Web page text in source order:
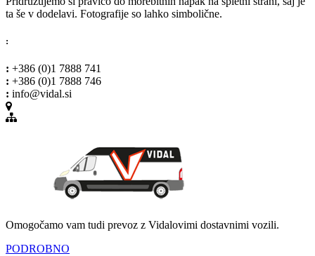
ta še v dodelavi. Fotografije so lahko simbolične.
:
: +386 (0)1 7888 741
: +386 (0)1 7888 746
: info@vidal.si
Omogočamo vam tudi prevoz z Vidalovimi dostavnimi vozili.
PODROBNO